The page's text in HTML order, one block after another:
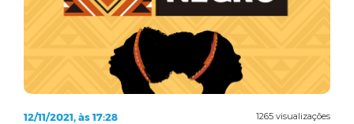
1265 visualizações
12/11/2021, às 17:28